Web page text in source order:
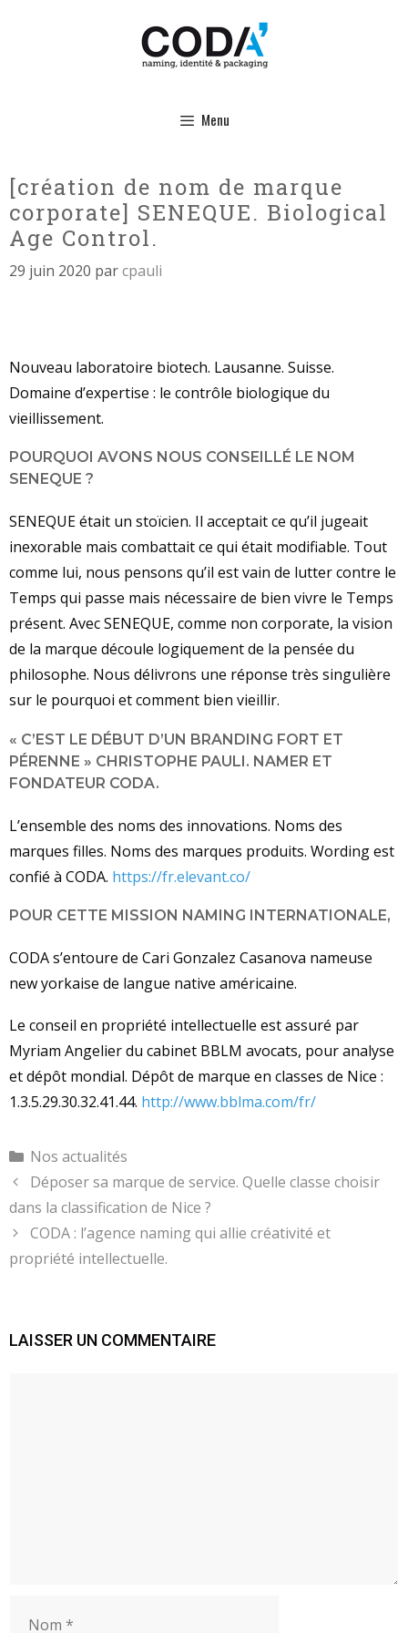
Menu
[création de nom de marque
corporate] SENEQUE. Biological
Age Control.
29 juin 2020 parcpauli
Nouveau laboratoire biotech. Lausanne. Suisse.
Domaine d’expertise : le contrôle biologique du
vieillissement.
POURQUOI AVONS NOUS CONSEILLÉ LE NOM
SENEQUE ?
SENEQUE était un stoïcien. Il acceptait ce qu’il jugeait
inexorable mais combattait ce qui était modifiable. Tout
comme lui, nous pensons qu’il est vain de lutter contre le
Temps qui passe mais nécessaire de bien vivre le Temps
présent. Avec SENEQUE, comme non corporate, la vision
de la marque découle logiquement de la pensée du
philosophe. Nous délivrons une réponse très singulière
sur le pourquoi et comment bien vieillir.
« C’EST LE DÉBUT D’UN BRANDING FORT ET
PÉRENNE » CHRISTOPHE PAULI. NAMER ET
FONDATEUR CODA.
L’ensemble des noms des innovations. Noms des
marques filles. Noms des marques produits. Wording est
confié à CODA. https://fr.elevant.co/
POUR CETTE MISSION NAMING INTERNATIONALE,
CODA s’entoure de Cari Gonzalez Casanova nameuse
new yorkaise de langue native américaine.
Le conseil en propriété intellectuelle est assuré par
Myriam Angelier du cabinet BBLM avocats, pour analyse
et dépôt mondial. Dépôt de marque en classes de Nice :
1.3.5.29.30.32.41.44. http://www.bblma.com/fr/
Catégories
Nos actualités
Déposer sa marque de service. Quelle classe choisir
dans la classification de Nice ?
CODA : l’agence naming qui allie créativité et
propriété intellectuelle.
LAISSER UN COMMENTAIRE